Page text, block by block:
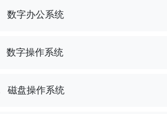
数字办公系统
数字操作系统
磁盘操作系统